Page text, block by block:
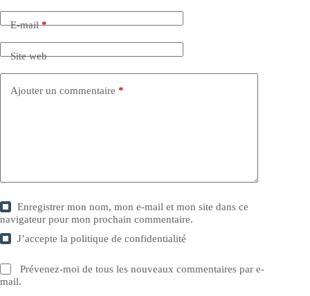
E-mail*
Site web
Ajouter un commentaire *
Enregistrer mon nom, mon e-mail et mon site dans ce
navigateur pour mon prochain commentaire.
J’accepte lapolitique de confidentialité
Prévenez-moi de tous les nouveaux commentaires par e-
mail.